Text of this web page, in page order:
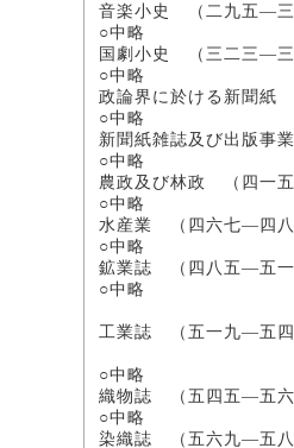
音楽小史 （二
○中略
国劇小史 （三二
○中略
政論界に於ける新聞
○中略
新聞紙雑誌及び出版
○中略
農政及び林政 （四
○中略
水産業 （四
○中略
鉱業誌 （四八
○中略
手
工業誌 （五一九―
鈴木
○中略
織物誌 （五四
○中略
染織誌 （五六